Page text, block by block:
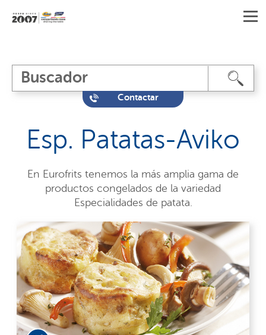
Contactar
Esp. Patatas-Aviko
En Eurofrits tenemos la más amplia gama de
productos congelados de la variedad
Especialidades de patata.